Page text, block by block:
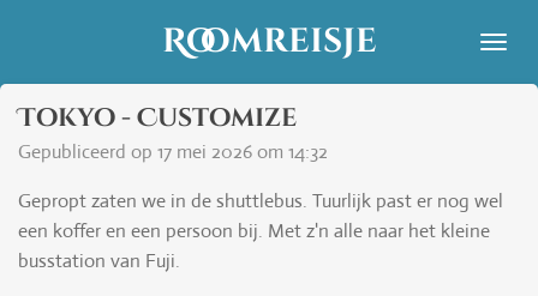
naar
de
hoofdinhoud
Roomreisje
Tokyo - Customize
Gepubliceerd op 17 mei 2026 om 14:32
Gepropt zaten we in de shuttlebus. Tuurlijk past er nog wel
een koffer en een persoon bij. Met z'n alle naar het kleine
busstation van Fuji.